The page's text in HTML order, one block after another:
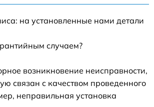
на установленные нами детали
случаем?
возникновение неисправности,
связан с качеством проведенного
неправильная установка